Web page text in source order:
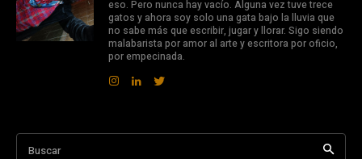
eso. Pero nunca hay vacío. Alguna vez tuve trece
gatos y ahora soy solo una gata bajo la lluvia que
no sabe más que escribir, jugar y llorar. Sigo siendo
malabarista por amor al arte y escritora por oficio,
por empecinada.
Buscar